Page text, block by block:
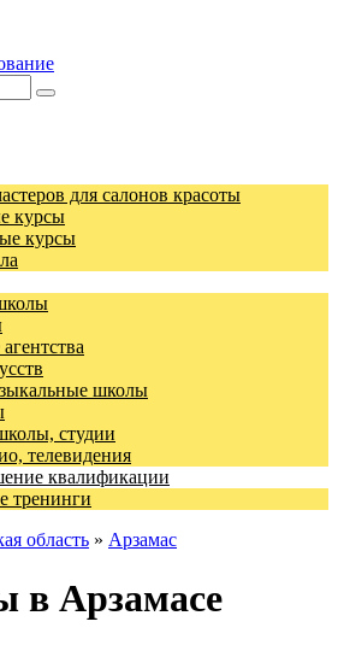
для салонов красоты
курсы
курсы
школы
студии
телевидения
квалификации
тренинги
область » Арзамас
в Арзамасе